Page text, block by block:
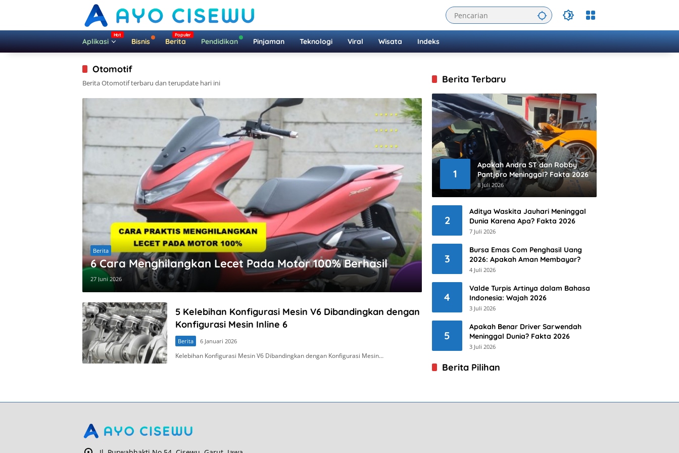
Aplikasi Bisnis Berita Pendidikan Pinjaman Teknologi Viral Wisata Indeks
Otomotif
Berita Otomotif terbaru dan terupdate hari ini
Berita
6 Cara Menghilangkan Lecet Pada Motor 100% Berhasil
27 Juni 2026
5 Kelebihan Konfigurasi Mesin V6 Dibandingkan dengan
Konfigurasi Mesin Inline 6
Berita 6 Januari 2026
Kelebihan Konfigurasi Mesin V6 Dibandingkan dengan Konfigurasi Mesin…
Berita Terbaru
1
Apakah Andra ST dan Robby
Pantjoro Meninggal? Fakta 2026
8 Juli 2026
2
Aditya Waskita Jauhari Meninggal
Dunia Karena Apa? Fakta 2026
7 Juli 2026
3
Bursa Emas Com Penghasil Uang
2026: Apakah Aman Membayar?
4 Juli 2026
4
Valde Turpis Artinya dalam Bahasa
Indonesia: Wajah 2026
3 Juli 2026
5
Apakah Benar Driver Sarwendah
Meninggal Dunia? Fakta 2026
3 Juli 2026
Berita Pilihan